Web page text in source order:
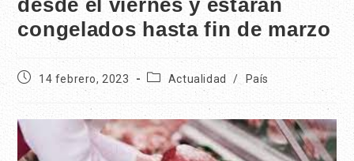
desde el viernes y estarán
congelados hasta fin de marzo
14 febrero, 2023 Actualidad / País